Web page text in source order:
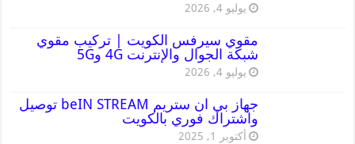
يوليو 4, 2026
مقوي سيرفس الكويت | تركيب مقوي
شبكة الجوال والإنترنت 4G و5G
يوليو 4, 2026
جهاز بي ان ستريم beIN STREAM توصيل
واشتراك فوري بالكويت
أكتوبر 1, 2025